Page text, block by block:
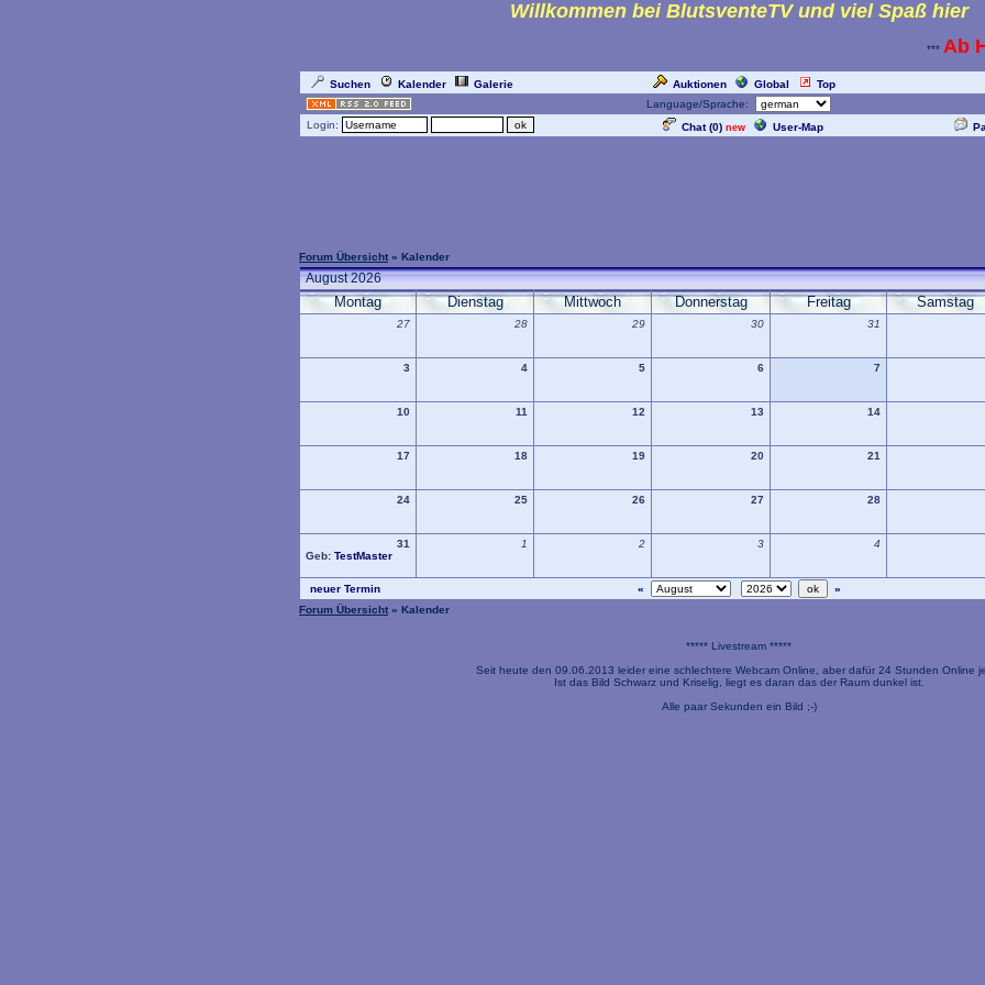
Willkommen bei BlutsventeTV und viel Spaß hier
***Ab
Suchen Kalender Galerie Auktionen Global Top
Language/Sprache:
Login:
Chat (0) new User-Map
Forum Übersicht » Kalender
August 2026
Montag Dienstag Mittwoch Donnerstag Freitag Samstag
27 28 29 30 31
3 4 5 6 7
10 11 12 13 14
17 18 19 20 21
24 25 26 27 28
31
Geb: TestMaster
1 2 3 4
neuer Termin «
»
Forum Übersicht » Kalender
***** Livestream *****
Seit heute den 09.06.2013 leider eine schlechtere Webcam Online, aber dafür 24 Stunden Online
Ist das Bild Schwarz und Kriselig, liegt es daran das der Raum dunkel ist.
Alle paar Sekunden ein Bild ;-)